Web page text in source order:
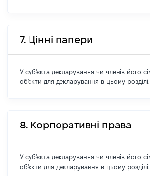
7. Цінні папери
У суб'єкта декларування чи членів його
об'єкти для декларування в цьому розділі.
8. Корпоративні права
У суб'єкта декларування чи членів його
об'єкти для декларування в цьому розділі.